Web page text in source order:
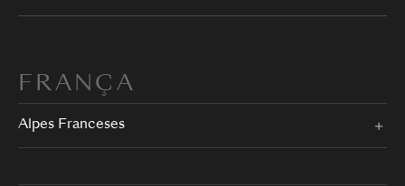
FRANÇA
Alpes Franceses